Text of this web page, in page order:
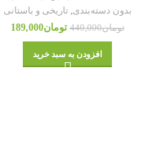
بدون دسته‌بندی, تاریخی و باستانی
تومان440,000 تومان189,000
افزودن به سبد خرید